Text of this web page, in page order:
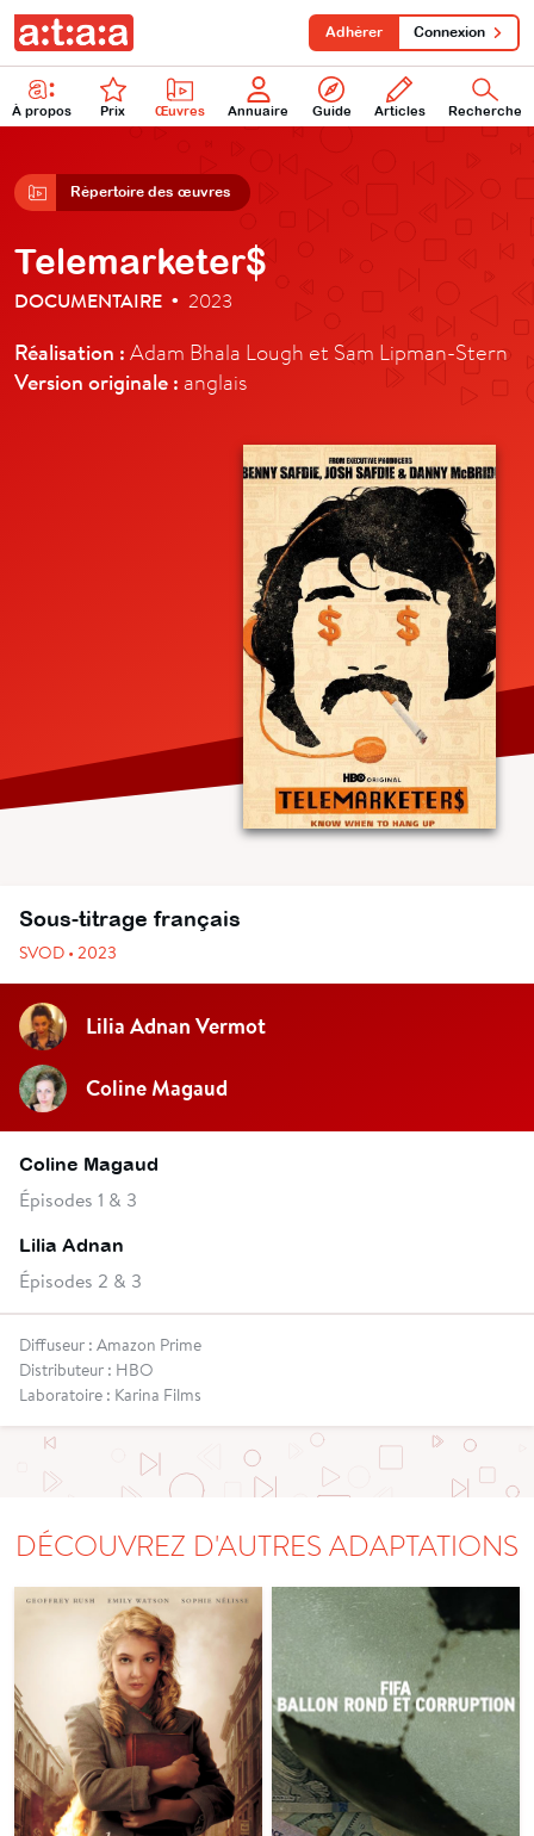
À propos Prix Œuvres Annuaire Guide Articles Recherche
Adhérer Connexion
Répertoire des œuvres
Telemarketer$
DOCUMENTAIRE • 2023
Réalisation : Adam Bhala Lough et Sam Lipman-Stern
Version originale : anglais
Sous-titrage français
SVOD • 2023
Lilia Adnan Vermot
Coline Magaud
Coline Magaud
Épisodes 1 & 3
Lilia Adnan
Épisodes 2 & 3
Diffuseur : Amazon Prime
Distributeur : HBO
Laboratoire : Karina Films
DÉCOUVREZ D'AUTRES ADAPTATIONS